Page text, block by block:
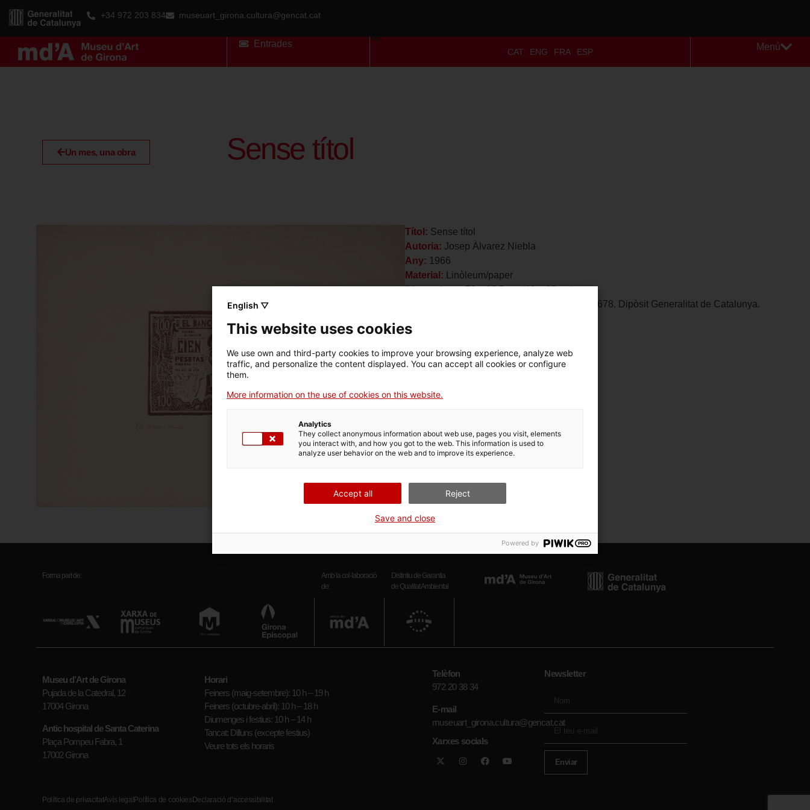
+34 972 203 834 museuart_girona.cultura@gencat.cat
Entrades
CAT ENG FRA ESP
Menú
Un mes, una obra Sense títol
Títol: Sense títol
Autoria: Josep Àlvarez Niebla
Any: 1966
Material:
Linòleum/paper
Dimensions:50 x 65,5 cm (18 x 25 cm)
Museu d’Art de Girona. Núm. reg. 134.678. Dipòsit Generalitat de Catalunya.
Estudi a càrrec de:
Descarrega l'article
Forma part de:
Amb la col·laboració
de:
Distintiu de Garantia
de Qualitat Ambiental
Museu d’Art de Girona
Pujada de la Catedral, 12
17004 Girona
Antic hospital de Santa Caterina
Plaça Pompeu Fabra, 1
17002 Girona
Horari
Feiners (maig-setembre): 10 h – 19 h
Feiners (octubre-abril): 10 h – 18 h
Diumenges i festius: 10 h – 14 h
Tancat: Dilluns (excepte festius)
Veure tots els horaris
Telèfon
972 20 38 34
E-mail
museuart_girona.cultura@gencat.cat
Xarxes socials
Newsletter
Enviar
Política de privacitatAvís legal Política de cookies Declaració d’accessibilitat
English ▽
This website uses cookies
We use own and third-party cookies to improve your browsing experience, analyze web
traffic, and personalize the content displayed. You can accept all cookies or configure
them.
More information on the use of cookies on this website.
Analytics
They collect anonymous information about web use, pages you visit, elements
you interact with, and how you got to the web. This information is used to
analyze user behavior on the web and to improve its experience.
Accept all Reject
Save and close
Powered by